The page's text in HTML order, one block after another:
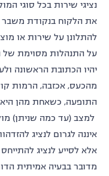
את הלקוח בנקודת
להתלונן על שירות או
על התנהלות מסוימת של
יהיו הכתובת הראשונה
מהכעס, אכזבה, הרמות
התופעה, כשאחת מהן
למצב (עד כמה שניתן)
איננה לגרום לנציג
אלא לסייע לנציג
מדובר בבעיה אמיתית